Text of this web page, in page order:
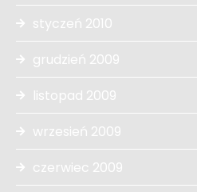
styczeń 2010
grudzień 2009
listopad 2009
wrzesień 2009
czerwiec 2009